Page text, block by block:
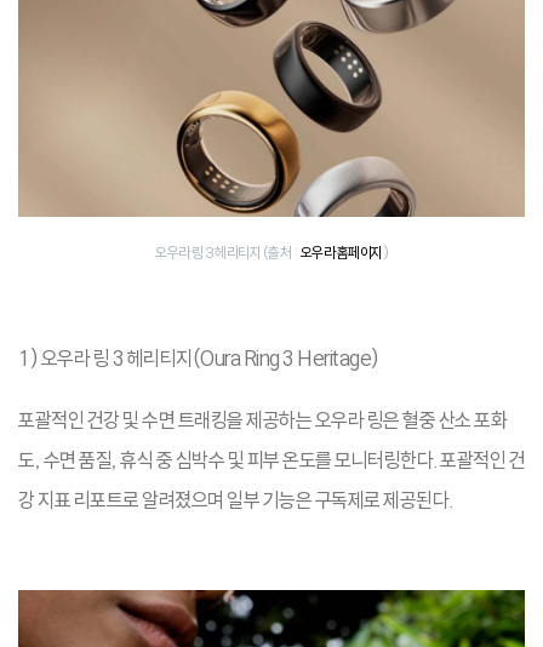
오우라 링 3 헤리티지 (출처 : 오우라 홈페이지 )
1) 오우라 링 3 헤리티지(Oura Ring 3 Heritage)
포괄적인 건강 및 수면 트래킹을 제공하는 오우라 링은 혈중 산소 포화
도, 수면 품질, 휴식 중 심박수 및 피부 온도를 모니터링한다. 포괄적인 건
강 지표 리포트로 알려졌으며 일부 기능은 구독제로 제공된다.